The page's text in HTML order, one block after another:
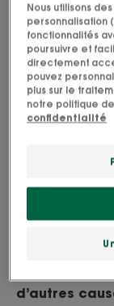
irrite
Une peau
fortement
surcroit, le
l’habitude
épargnée
du
d’autres
Nous utilisons
personnalisation
fonctionnalités
poursuivre et
directement
pouvez
plus sur le
notre politique
confidentialité